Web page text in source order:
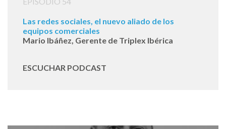
Las redes sociales, el nuevo aliado de los
equipos comerciales
Mario Ibáñez, Gerente de Triplex Ibérica
ESCUCHAR PODCAST